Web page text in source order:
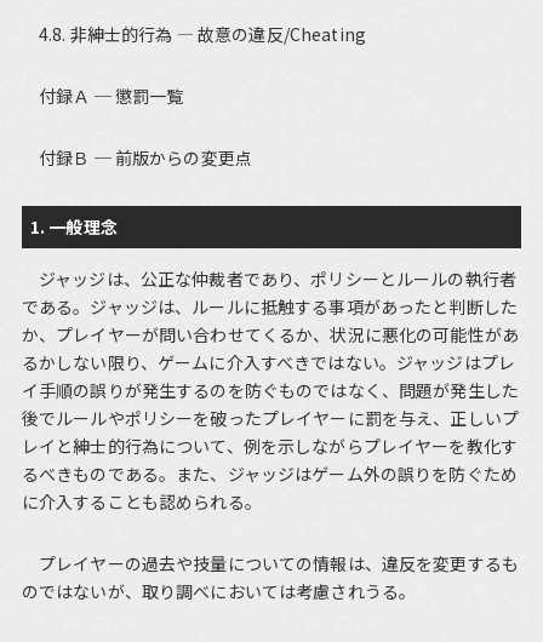
4.8. 非紳士的行為 ― 故意の違反/Cheating
付録Ａ ─ 懲罰一覧
付録Ｂ ─ 前版からの変更点
1. 一般理念
ジャッジは、公正な仲裁者であり、ポリシーとルールの執行者
である。ジャッジは、ルールに抵触する事項があったと判断した
か、プレイヤーが問い合わせてくるか、状況に悪化の可能性があ
るかしない限り、ゲームに介入すべきではない。ジャッジはプレ
イ手順の誤りが発生するのを防ぐものではなく、問題が発生した
後でルールやポリシーを破ったプレイヤーに罰を与え、正しいプ
レイと紳士的行為について、例を示しながらプレイヤーを教化す
るべきものである。また、ジャッジはゲーム外の誤りを防ぐため
に介入することも認められる。
プレイヤーの過去や技量についての情報は、違反を変更するも
のではないが、取り調べにおいては考慮されうる。